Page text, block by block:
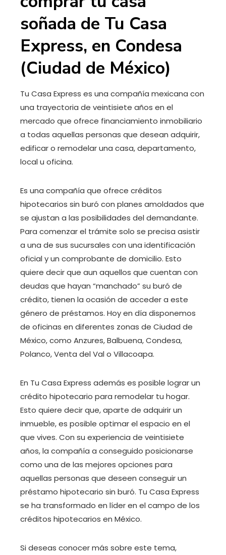
soñada de Tu Casa
Express, en Condesa
(Ciudad de México)
Tu Casa Express es una compañía mexicana con
una trayectoria de veintisiete años en el
mercado que ofrece financiamiento inmobiliario
a todas aquellas personas que desean adquirir,
edificar o remodelar una casa, departamento,
local u oficina.
Es una compañía que ofrece créditos
hipotecarios sin buró con planes amoldados que
se ajustan a las posibilidades del demandante.
Para comenzar el trámite solo se precisa asistir
a una de sus sucursales con una identificación
oficial y un comprobante de domicilio. Esto
quiere decir que aun aquellos que cuentan con
deudas que hayan “manchado” su buró de
crédito, tienen la ocasión de acceder a este
género de préstamos. Hoy en día disponemos
de oficinas en diferentes zonas de Ciudad de
México, como Anzures, Balbuena, Condesa,
Polanco, Venta del Val o Villacoapa.
En Tu Casa Express además es posible lograr un
crédito hipotecario para remodelar tu hogar.
Esto quiere decir que, aparte de adquirir un
inmueble, es posible optimar el espacio en el
que vives. Con su experiencia de veintisiete
años, la compañía a conseguido posicionarse
como una de las mejores opciones para
aquellas personas que deseen conseguir un
préstamo hipotecario sin buró. Tu Casa Express
se ha transformado en líder en el campo de los
créditos hipotecarios en México.
Si deseas conocer más sobre este tema,